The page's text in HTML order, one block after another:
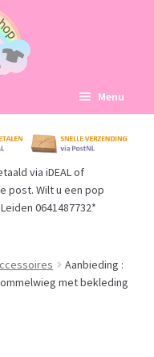
Menu
via iDEAL of
post. Wilt u een pop
0641487732*
Aanbieding :
met bekleding